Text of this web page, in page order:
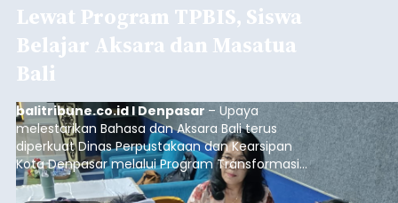
Lewat Program TPBIS, Siswa
Belajar Aksara dan Masatua
Bali
balitribune.co.id I Denpasar – Upaya
melestarikan Bahasa dan Aksara Bali terus
diperkuat Dinas Perpustakaan dan Kearsipan
Kota Denpasar melalui Program Transformasi
Perpustakaan Berbasis Inklusi Sosial (TPBIS).
Tahun ini, sebanyak 63 siswa kelas IV dan V SD